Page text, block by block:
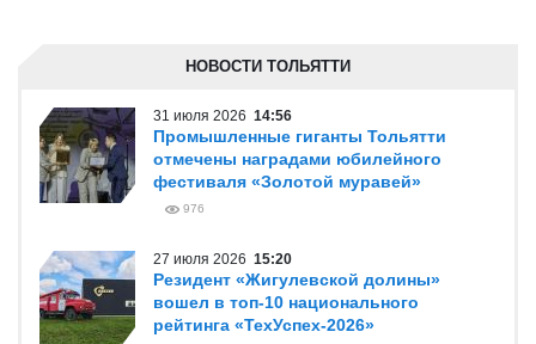
НОВОСТИ ТОЛЬЯТТИ
31 июля 2026 14:56
Промышленные гиганты Тольятти
отмечены наградами юбилейного
фестиваля «Золотой муравей»
976
27 июля 2026 15:20
Резидент «Жигулевской долины»
вошел в топ-10 национального
рейтинга «ТехУспех-2026»